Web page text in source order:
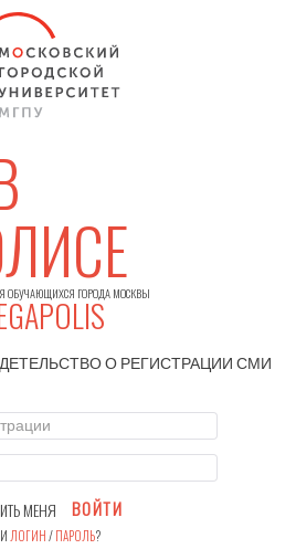
ГОРОДА МОСКВЫ
О РЕГИСТРАЦИИСМИ
МЕНЯ ВОЙТИ
ЛОГИН/ПАРОЛЬ?